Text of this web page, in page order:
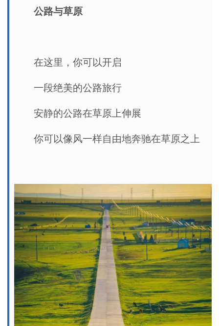
公路与草原
在这里，你可以开启
一段绝美的公路旅行
安静的公路在草原上伸展
你可以像风一样自由地奔驰在草原之上